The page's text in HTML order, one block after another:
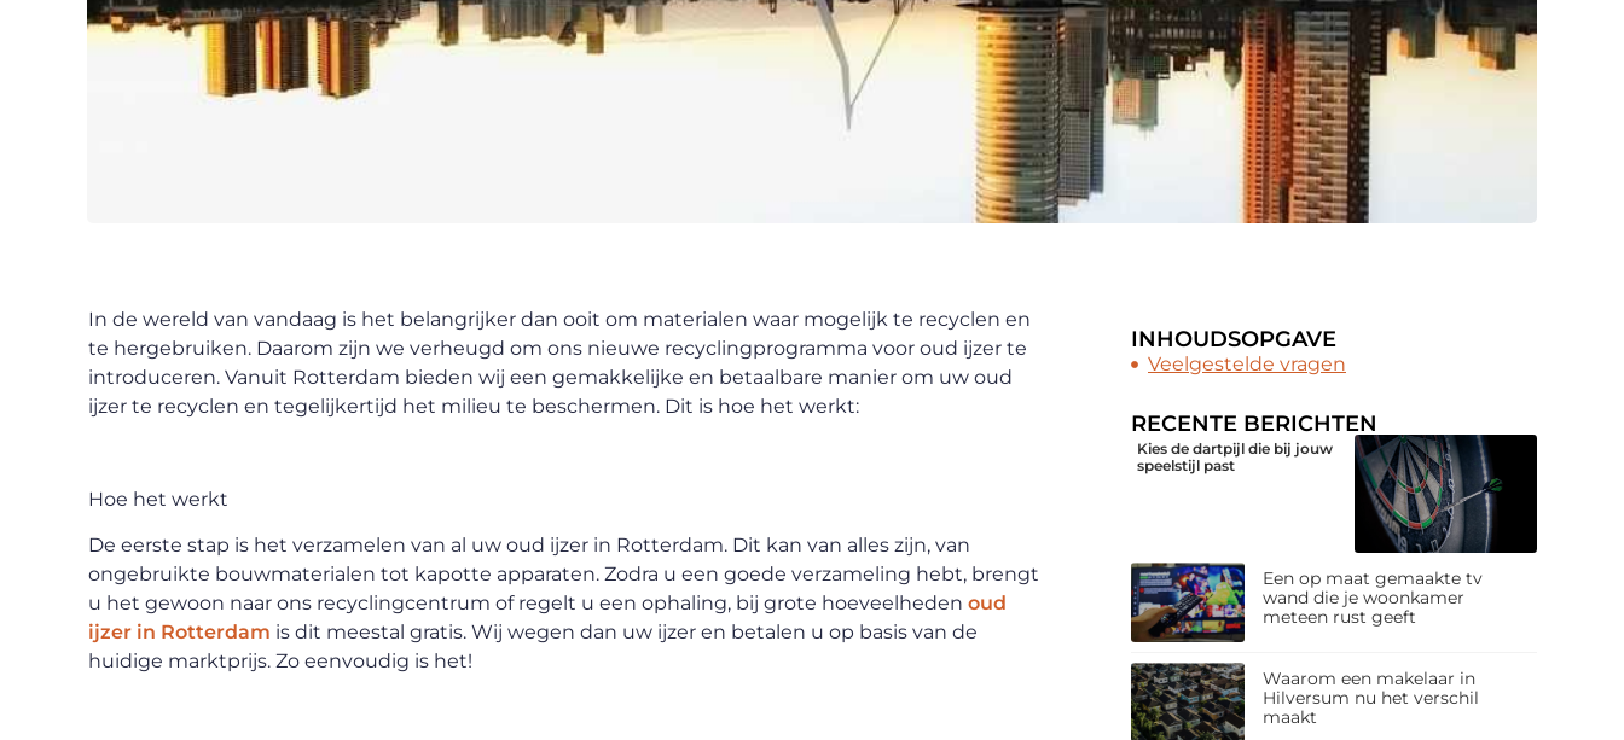
In de wereld van vandaag is het belangrijker dan ooit om materialen waar mogelijk te recyclen en
te hergebruiken. Daarom zijn we verheugd om ons nieuwe recyclingprogramma voor oud ijzer te
introduceren. Vanuit Rotterdam bieden wij een gemakkelijke en betaalbare manier om uw oud
ijzer te recyclen en tegelijkertijd het milieu te beschermen. Dit is hoe het werkt:
Hoe het werkt
De eerste stap is het verzamelen van al uw oud ijzer in Rotterdam. Dit kan van alles zijn, van
ongebruikte bouwmaterialen tot kapotte apparaten. Zodra u een goede verzameling hebt, brengt
u het gewoon naar ons recyclingcentrum of regelt u een ophaling, bij grote hoeveelheden oud
ijzer in Rotterdam is dit meestal gratis. Wij wegen dan uw ijzer en betalen u op basis van de
huidige marktprijs. Zo eenvoudig is het!
INHOUDSOPGAVE
Veelgestelde vragen
RECENTE BERICHTEN
Kies de dartpijl die bij jouw
speelstijl past
Een op maat gemaakte tv
wand die je woonkamer
meteen rust geeft
Waarom een makelaar in
Hilversum nu het verschil
maakt